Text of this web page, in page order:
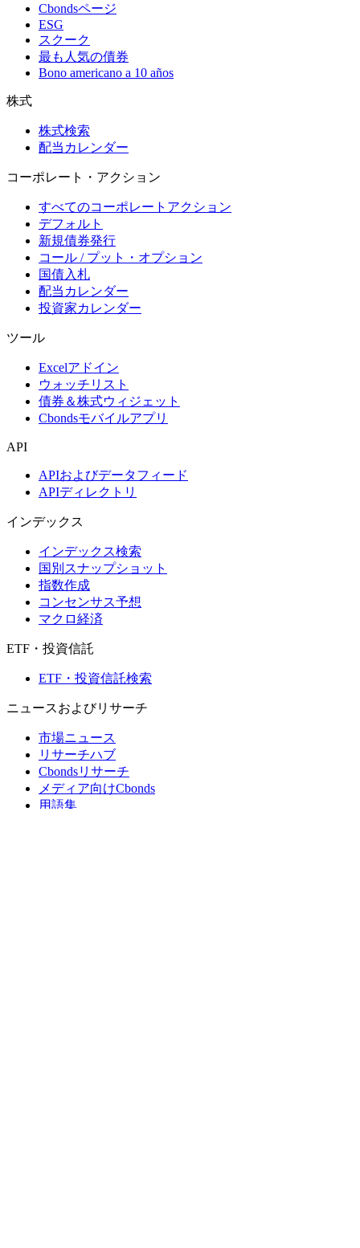
Cbondsページ
ESG
スクーク
最も人気の債券
Bono americano a 10 años
株式
株式検索
配当カレンダー
コーポレート・アクション
すべてのコーポレートアクション
デフォルト
新規債券発行
コール / プット・オプション
国債入札
配当カレンダー
投資家カレンダー
ツール
Excelアドイン
ウォッチリスト
債券＆株式ウィジェット
Cbondsモバイルアプリ
API
APIおよびデータフィード
APIディレクトリ
インデックス
インデックス検索
国別スナップショット
指数作成
コンセンサス予想
マクロ経済
ETF・投資信託
ETF・投資信託検索
ニュースおよびリサーチ
市場ニュース
リサーチハブ
Cbondsリサーチ
メディア向けCbonds
用語集